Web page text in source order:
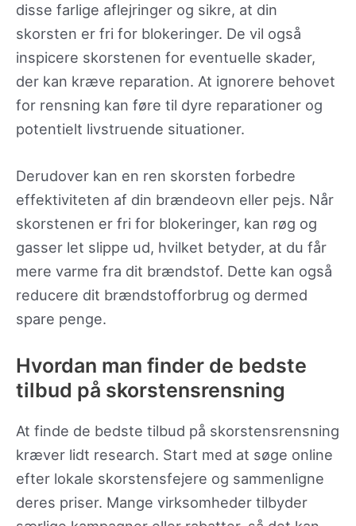
disse farlige aflejringer og sikre, at din
skorsten er fri for blokeringer. De vil også
inspicere skorstenen for eventuelle skader,
der kan kræve reparation. At ignorere behovet
for rensning kan føre til dyre reparationer og
potentielt livstruende situationer.
Derudover kan en ren skorsten forbedre
effektiviteten af din brændeovn eller pejs. Når
skorstenen er fri for blokeringer, kan røg og
gasser let slippe ud, hvilket betyder, at du får
mere varme fra dit brændstof. Dette kan også
reducere dit brændstofforbrug og dermed
spare penge.
Hvordan man finder de bedste
tilbud på skorstensrensning
At finde de bedste tilbud på skorstensrensning
kræver lidt research. Start med at søge online
efter lokale skorstensfejere og sammenligne
deres priser. Mange virksomheder tilbyder